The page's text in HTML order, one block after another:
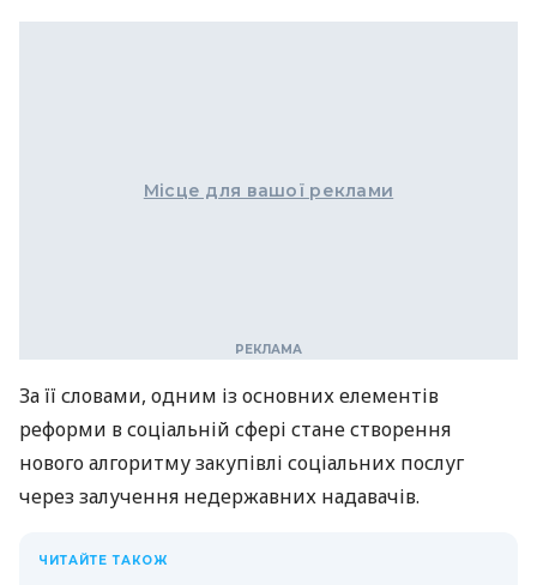
Місце для вашої реклами
За її словами, одним із основних елементів
реформи в соціальній сфері стане створення
нового алгоритму закупівлі соціальних послуг
через залучення недержавних надавачів.
ЧИТАЙТЕ ТАКОЖ